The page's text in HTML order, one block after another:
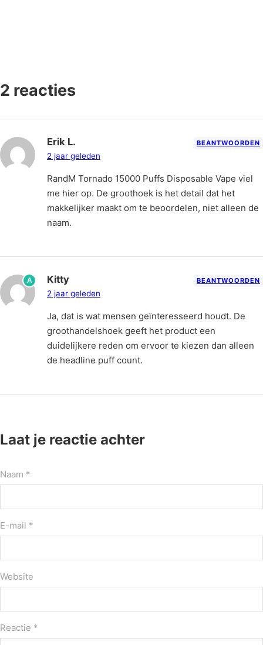
2 reacties
Erik L.
2 jaar geleden
BEANTWOORDEN
RandM Tornado 15000 Puffs Disposable Vape viel
me hier op. De groothoek is het detail dat het
makkelijker maakt om te beoordelen, niet alleen de
naam.
A Kitty
2 jaar geleden
BEANTWOORDEN
Ja, dat is wat mensen geïnteresseerd houdt. De
groothandelshoek geeft het product een
duidelijkere reden om ervoor te kiezen dan alleen
de headline puff count.
Laat je reactie achter
Naam *
E-mail *
Website
Reactie *